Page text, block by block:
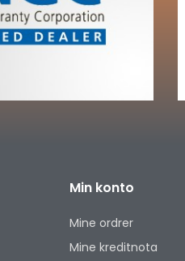
Min konto
Mine ordrer
Mine kreditnota